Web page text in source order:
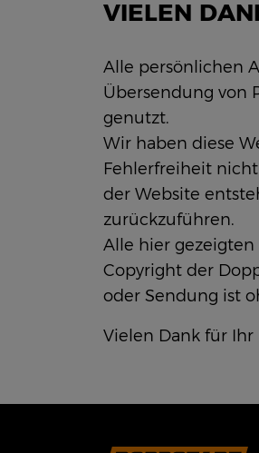
VIELEN
Alle persönlichen
Übersendung von
genutzt.
Wir haben diese
Fehlerfreiheit
der Website
zurückzuführen.
Alle hier
Copyright der
oder Sendung ist
Vielen Dank für Ihr